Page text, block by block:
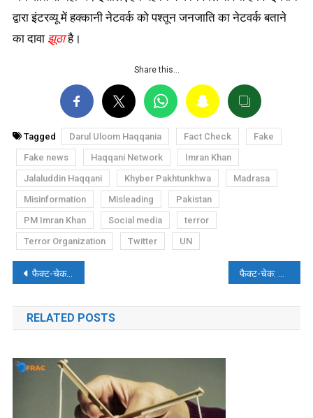
द्वारा इंटरव्यू में हक्कानी नेटवर्क को पश्तून जनजाति का नेटवर्क बताने
का दावा झूठाहै।
Share this…
Tagged Darul Uloom Haqqania Fact Check
Fake
Fake news
Haqqani Network
Imran Khan
Jalaluddin Haqqani
Khyber Pakhtunkhwa
Madrasa
Misinformation
Misleading
Pakistan
PM Imran Khan
Social media
terror
Terror Organization
Twitter UN
पोस्ट
नेविगेशन
फैक्ट-चेक: फेक न्यूज़, गलत सूचनाओं के माध्यम से सुदर्शन का नफ़रत फैलाने पैटर्न जारी फैक्ट-चेक: सीएम से इस्तीफा देने के बाद लालबत्ती हटाते हुए विजय रूपाणी का पुराना वीडियो वायरल
RELATED POSTS